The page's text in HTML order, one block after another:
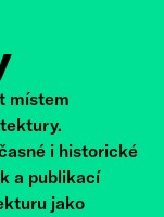
místem
i historické
a publikací
jako